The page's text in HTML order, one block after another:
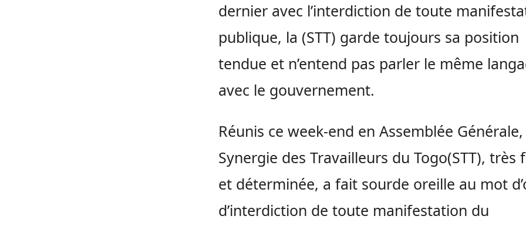
dernier avec l’interdiction de toute
publique, la (STT) garde toujours sa position
tendue et n’entend pas parler le même
avec le gouvernement.
Réunis ce week-end en Assemblée Générale,
Synergie des Travailleurs du Togo(STT), très
et déterminée, a fait sourde oreille au mot
d’interdiction de toute manifestation du